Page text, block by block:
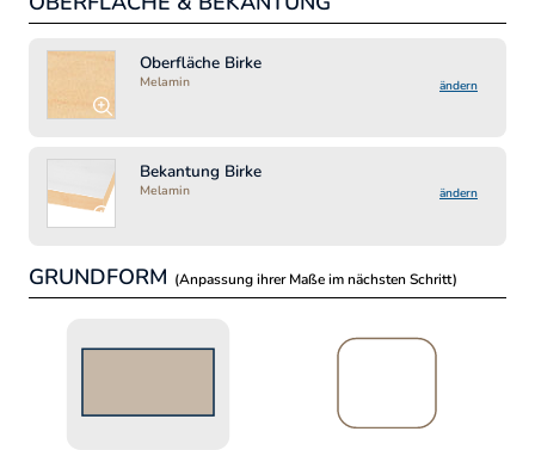
Oberfläche Birke
Melamin ändern
Bekantung Birke
Melamin ändern
GRUNDFORM (Anpassung ihrer Maße im nächsten Schritt)